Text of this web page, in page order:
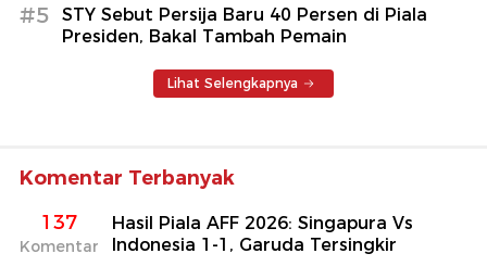
#5
STY Sebut Persija Baru 40 Persen di Piala
Presiden, Bakal Tambah Pemain
Lihat Selengkapnya
Komentar Terbanyak
137
Komentar
Hasil Piala AFF 2026: Singapura Vs
Indonesia 1-1, Garuda Tersingkir